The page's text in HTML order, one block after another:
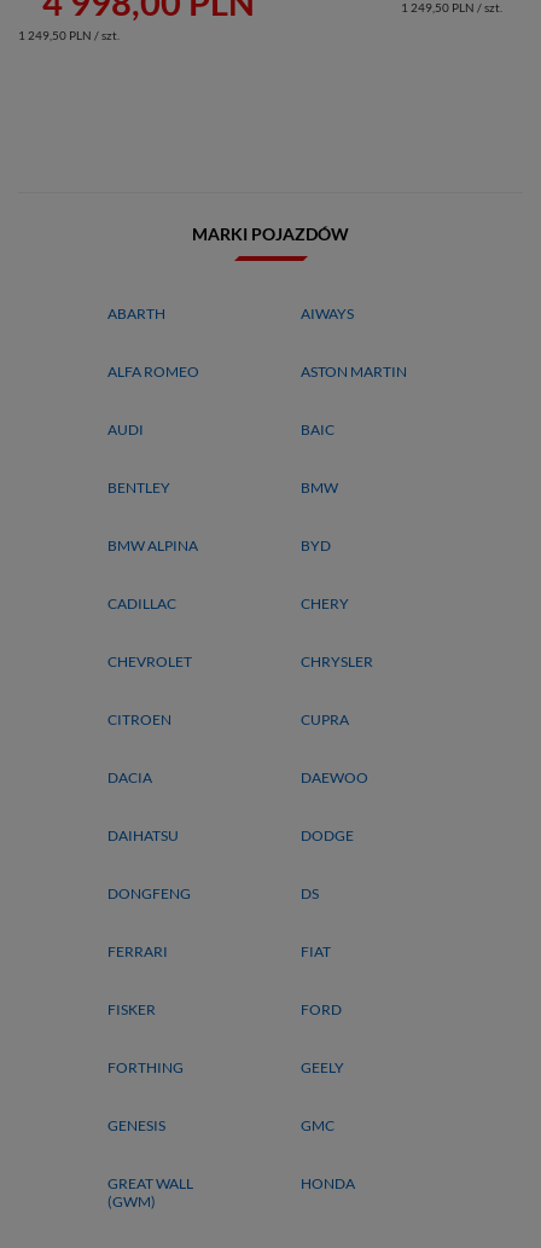
1 249,50 PLN / szt.
1 249,50 PLN / szt.
MARKI POJAZDÓW
ABARTH AIWAYS
ALFA ROMEO ASTON MARTIN
AUDI BAIC
BENTLEY BMW
BMW ALPINA BYD
CADILLAC CHERY
CHEVROLET CHRYSLER
CITROEN CUPRA
DACIA DAEWOO
DAIHATSU DODGE
DONGFENG DS
FERRARI FIAT
FISKER FORD
FORTHING GEELY
GENESIS GMC
GREAT WALL
(GWM)
HONDA